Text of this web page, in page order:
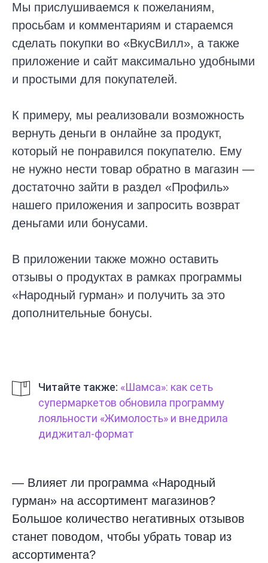
Мы прислушиваемся к пожеланиям,
просьбам и комментариям и стараемся
сделать покупки во «ВкусВилл», а также
приложение и сайт максимально удобными
и простыми для покупателей.
К примеру, мы реализовали возможность
вернуть деньги в онлайне за продукт,
который не понравился покупателю. Ему
не нужно нести товар обратно в магазин —
достаточно зайти в раздел «Профиль»
нашего приложения и запросить возврат
деньгами или бонусами.
В приложении также можно оставить
отзывы о продуктах в рамках программы
«Народный гурман» и получить за это
дополнительные бонусы.
Читайте также: «Шамса»: как сеть
супермаркетов обновила программу
лояльности «Жимолость» и внедрила
диджитал-формат
— Влияет ли программа «Народный
гурман» на ассортимент магазинов?
Большое количество негативных отзывов
станет поводом, чтобы убрать товар из
ассортимента?